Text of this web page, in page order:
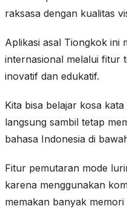
raksasa dengan kualitas
Aplikasi asal Tiongkok ini
internasional melalui fitur
inovatif dan edukatif.
Kita bisa belajar kosa
langsung sambil tetap
bahasa Indonesia di
Fitur pemutaran mode
karena menggunakan
memakan banyak